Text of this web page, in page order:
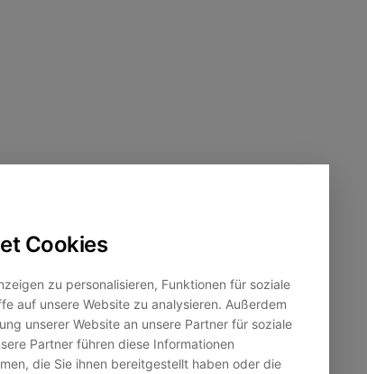
Cookies
zu personalisieren, Funktionen für soziale
auf unsere Website zu analysieren. Außerdem
unserer Website an unsere Partner für soziale
Partner führen diese Informationen
die Sie ihnen bereitgestellt haben oder die